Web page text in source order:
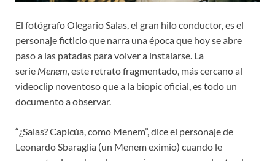
El fotógrafo Olegario Salas, el gran hilo conductor, es el
personaje ficticio que narra una época que hoy se abre
paso a las patadas para volver a instalarse. La
serie Menem, este retrato fragmentado, más cercano al
videoclip noventoso que a la biopic oficial, es todo un
documento a observar.
“¿Salas? Capicúa, como Menem”, dice el personaje de
Leonardo Sbaraglia (un Menem eximio) cuando le